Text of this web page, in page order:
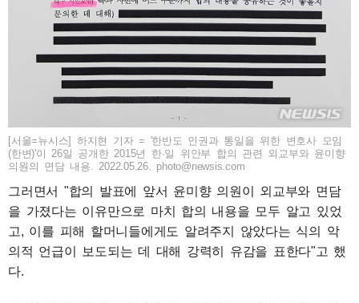
[서울=뉴시스] 하지현 기자 = '한반도 인권과 통일을 위한 변호사 모임
(한변)'이 26일 공개한 2015년 한·일 위안부 합의 관련 외교부와 윤미향
의원의 면담 내용. 2022.05.26. photo@newsis.com
그러면서 "합의 발표에 앞서 윤미향 의원이 외교부와 면담
을 가졌다는 이유만으로 마치 합의 내용을 모두 알고 있었
고, 이를 피해 할머니들에게도 알려주지 않았다는 식의 악
의적 언급이 보도되는 데 대해 강력히 유감을 표한다"고 했
다.